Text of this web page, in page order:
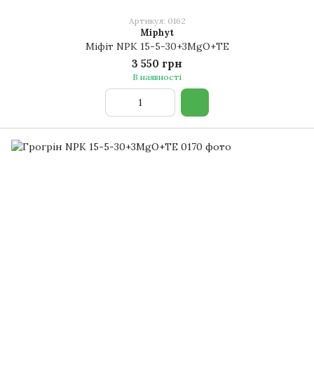
Артикул: 0162
Miphyt
Міфіт NPK 15-5-30+3MgO+TE
3 550 грн
В наявності